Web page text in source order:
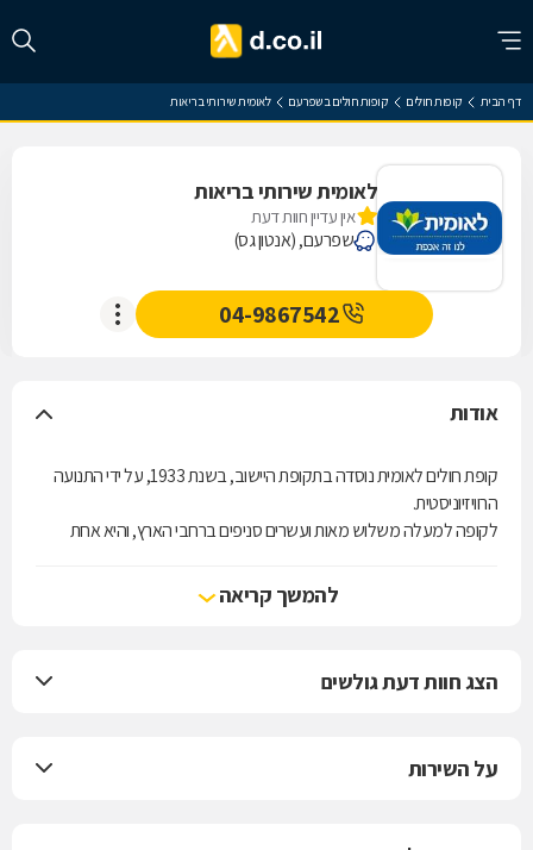
דף הבית קופות חולים קופות חולים בשפרעם לאומית שירותי בריאות
לאומית שירותי בריאות
אין עדיין חוות דעת
שפרעם, (אנטון גס)
04-9867542
אודות
קופת חולים לאומית נוסדה בתקופת היישוב, בשנת 1933, על ידי התנועה
הרוויזיוניסטית.
לקופה למעלה משלוש מאות ועשרים סניפים ברחבי הארץ, והיא אחת
להמשך קריאה
הצג חוות דעת גולשים
על השירות